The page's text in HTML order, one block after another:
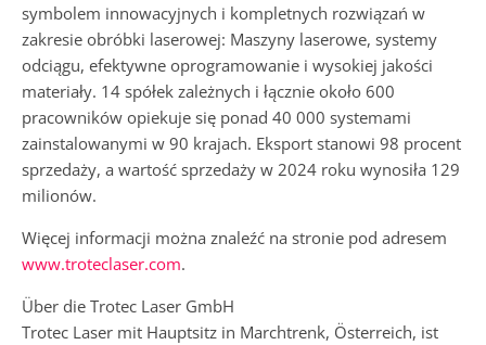
symbolem innowacyjnych i kompletnych rozwiązań w
zakresie obróbki laserowej: Maszyny laserowe, systemy
odciągu, efektywne oprogramowanie i wysokiej jakości
materiały. 14 spółek zależnych i łącznie około 600
pracowników opiekuje się ponad 40 000 systemami
zainstalowanymi w 90 krajach. Eksport stanowi 98 procent
sprzedaży, a wartość sprzedaży w 2024 roku wynosiła 129
milionów.
Więcej informacji można znaleźć na stronie pod adresem
www.troteclaser.com.
Über die Trotec Laser GmbH
Trotec Laser mit Hauptsitz in Marchtrenk, Österreich, ist